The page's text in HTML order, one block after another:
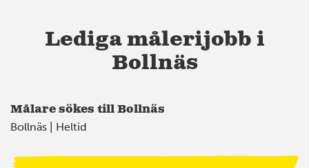
Lediga målerijobb i
Bollnäs
Målare sökes till Bollnäs
Bollnäs | Heltid